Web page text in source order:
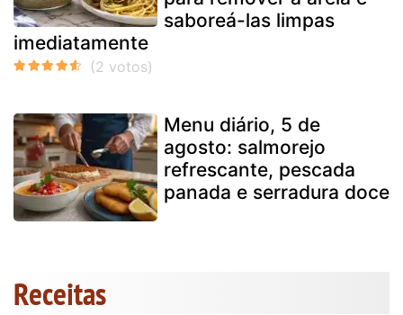
saboreá-las limpas
imediatamente
Menu diário, 5 de
agosto: salmorejo
refrescante, pescada
panada e serradura doce
Receitas